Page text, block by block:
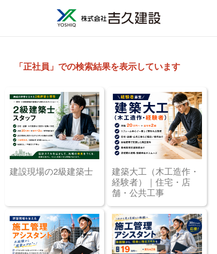
「正社員」での検索結果を表示しています
建設現場の2級建築士
建築大工（木工造作・
経験者）｜住宅・店
舗・公共工事